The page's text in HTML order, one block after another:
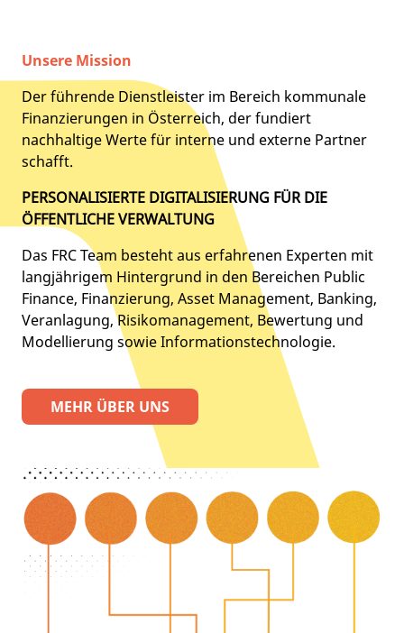
Unsere Mission
Der führende Dienstleister im Bereich kommunale
Finanzierungen in Österreich, der fundiert
nachhaltige Werte für interne und externe Partner
schafft.
PERSONALISIERTE DIGITALISIERUNG FÜR DIE
ÖFFENTLICHE VERWALTUNG
Das FRC Team besteht aus erfahrenen Experten mit
langjährigem Hintergrund in den Bereichen Public
Finance, Finanzierung, Asset Management, Banking,
Veranlagung, Risikomanagement, Bewertung und
Modellierung sowie Informationstechnologie.
MEHR ÜBER UNS